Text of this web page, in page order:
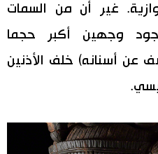
غير أن من السمات
وجهين أكبر حجما
عن أسنانه) خلف الأذنين